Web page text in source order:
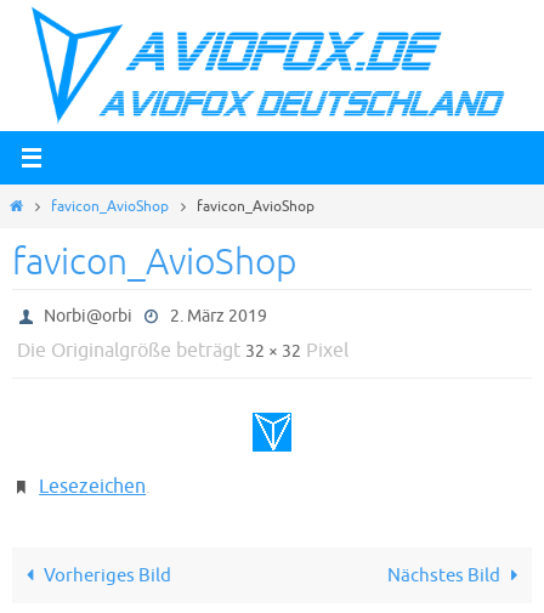
Zum
Inhalt
springen
Startfavicon_AvioShop favicon_AvioShop
favicon_AvioShop
Norbi@orbi 2. März 2019
Die Originalgröße beträgt 32 × 32 Pixel
Lesezeichen.
Vorheriges Bild Nächstes Bild